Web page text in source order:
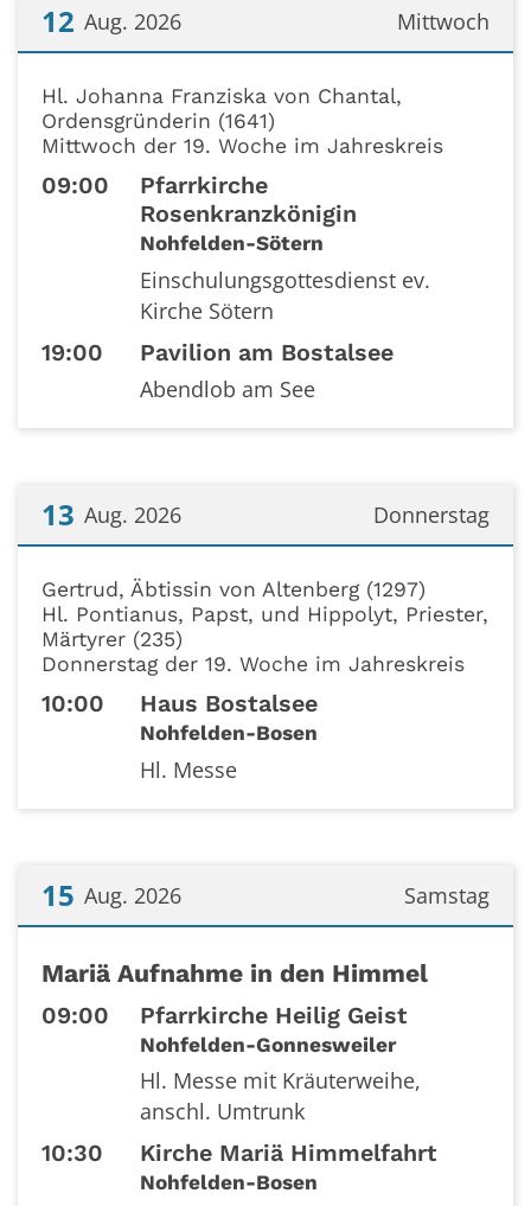
Mittwoch
12 Aug. 2026
Hl. Johanna Franziska von Chantal,
Ordensgründerin (1641)
Mittwoch der 19. Woche im Jahreskreis
09:00
Pfarrkirche
Rosenkranzkönigin
Nohfelden-Sötern
Einschulungsgottesdienst ev.
Kirche Sötern
19:00 Pavilion am Bostalsee
Abendlob am See
Donnerstag
13 Aug. 2026
Gertrud, Äbtissin von Altenberg (1297)
Hl. Pontianus, Papst, und Hippolyt, Priester,
Märtyrer (235)
Donnerstag der 19. Woche im Jahreskreis
10:00 Haus Bostalsee
Nohfelden-Bosen
Hl. Messe
Samstag
15 Aug. 2026
Mariä Aufnahme in den Himmel
09:00 Pfarrkirche Heilig Geist
Nohfelden-Gonnesweiler
Hl. Messe mit Kräuterweihe,
anschl. Umtrunk
10:30 Kirche Mariä Himmelfahrt
Nohfelden-Bosen